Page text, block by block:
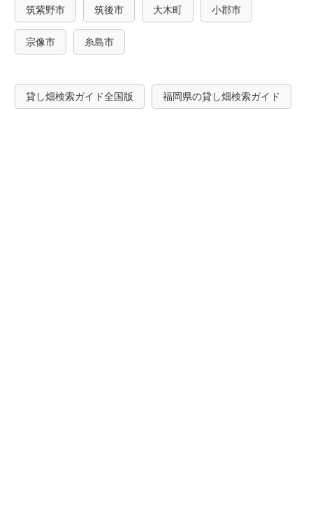
筑紫野市 筑後市 大木町 小郡市
宗像市 糸島市
貸し畑検索ガイド全国版 福岡県の貸し畑検索ガイド